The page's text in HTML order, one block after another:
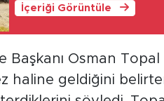
İçeriği Görüntüle
Başkanı Osman
haline geldiğini